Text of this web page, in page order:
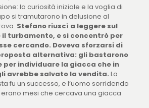
la curiosità iniziale e la voglia di
si tramutarono in delusione al
Stefano riuscì a leggere sul
turbamento, e si concentrò per
cercando. Doveva sforzarsi di
alternativa: gli bastarono
per individuare la giacca che in
avrebbe salvato la vendita. La
fu un successo, e l’uomo sorridendo
mesi che cercava una giacca